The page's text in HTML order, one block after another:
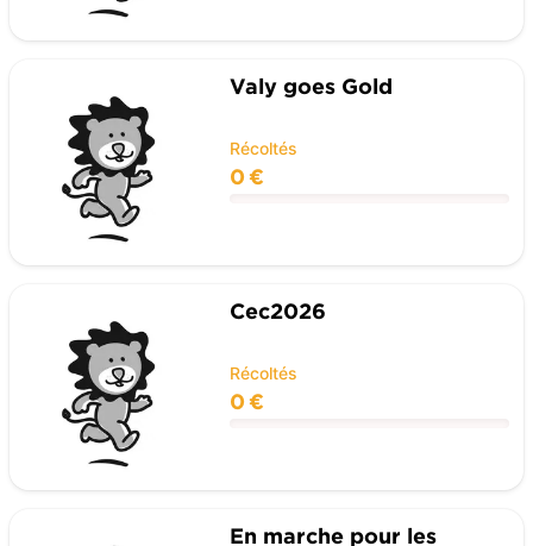
Valy goes Gold
Récoltés
0 €
Cec2026
Récoltés
0 €
En marche pour les